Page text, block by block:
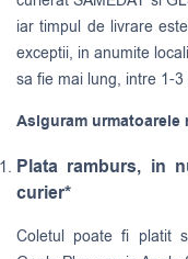
iar timpul de livrare
exceptii, in anumite
sa fie mai lung, intre 1-
Asiguram urmatoarele
Plata ramburs, in
curier*
Coletul poate fi platit